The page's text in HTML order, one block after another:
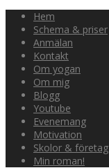
Hem
Schema & priser
Anmälan
Kontakt
Om yogan
Om mig
Blogg
Youtube
Evenemang
Motivation
Skolor & företag
Min roman!